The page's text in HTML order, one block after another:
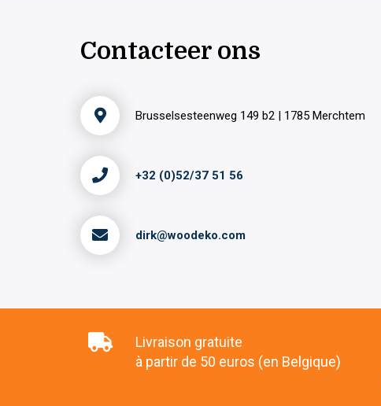
Contacteer ons
Brusselsesteenweg 149 b2 | 1785 Merchtem
+32 (0)52/37 51 56
dirk@woodeko.com
Livraison gratuite
à partir de 50 euros (en Belgique)